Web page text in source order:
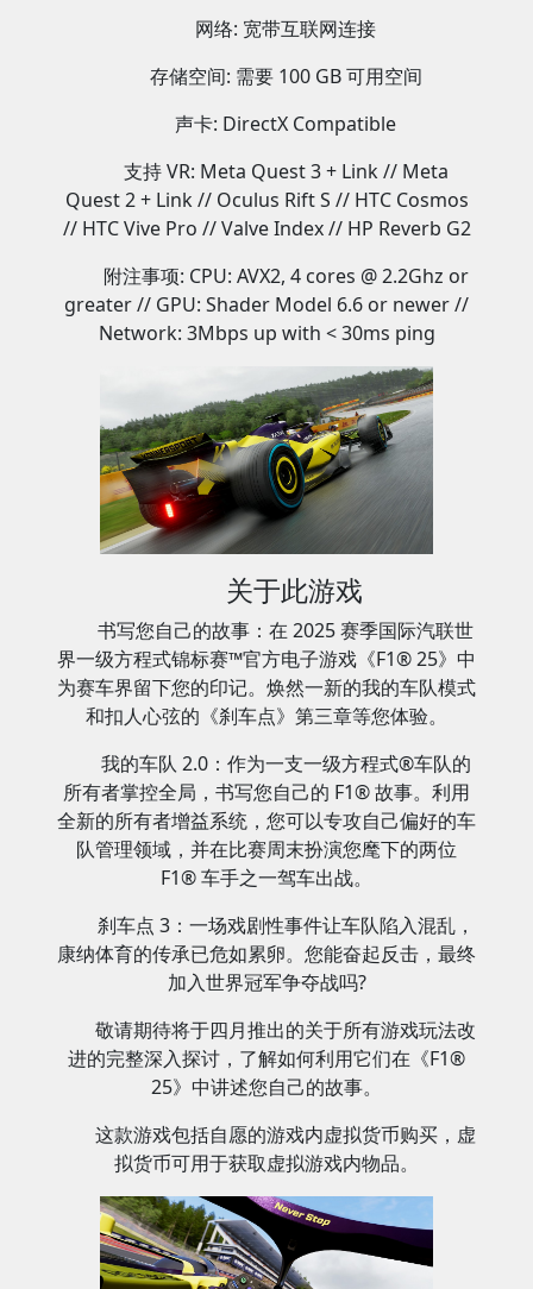
网络: 宽带互联网连接
存储空间: 需要 100 GB 可用空间
声卡: DirectX Compatible
支持 VR: Meta Quest 3 + Link // Meta
Quest 2 + Link // Oculus Rift S // HTC Cosmos
// HTC Vive Pro // Valve Index // HP Reverb G2
附注事项: CPU: AVX2, 4 cores @ 2.2Ghz or
greater // GPU: Shader Model 6.6 or newer //
Network: 3Mbps up with < 30ms ping
关于此游戏
书写您自己的故事：在 2025 赛季国际汽联世
界一级方程式锦标赛™官方电子游戏《F1® 25》中
为赛车界留下您的印记。焕然一新的我的车队模式
和扣人心弦的《刹车点》第三章等您体验。
我的车队 2.0：作为一支一级方程式®车队的
所有者掌控全局，书写您自己的 F1® 故事。利用
全新的所有者增益系统，您可以专攻自己偏好的车
队管理领域，并在比赛周末扮演您麾下的两位
F1® 车手之一驾车出战。
刹车点 3：一场戏剧性事件让车队陷入混乱，
康纳体育的传承已危如累卵。您能奋起反击，最终
加入世界冠军争夺战吗?
敬请期待将于四月推出的关于所有游戏玩法改
进的完整深入探讨，了解如何利用它们在《F1®
25》中讲述您自己的故事。
这款游戏包括自愿的游戏内虚拟货币购买，虚
拟货币可用于获取虚拟游戏内物品。